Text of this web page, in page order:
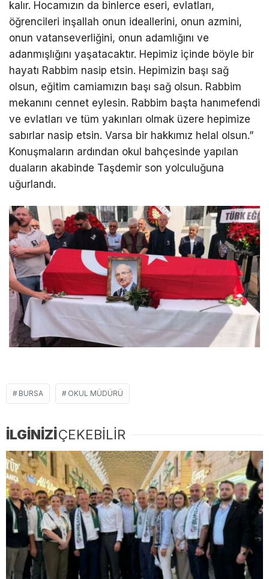
kalır. Hocamızın da binlerce eseri, evlatları,
öğrencileri inşallah onun ideallerini, onun azmini,
onun vatanseverliğini, onun adamlığını ve
adanmışlığını yaşatacaktır. Hepimiz içinde böyle bir
hayatı Rabbim nasip etsin. Hepimizin başı sağ
olsun, eğitim camiamızın başı sağ olsun. Rabbim
mekanını cennet eylesin. Rabbim başta hanımefendi
ve evlatları ve tüm yakınları olmak üzere hepimize
sabırlar nasip etsin. Varsa bir hakkımız helal olsun.”
Konuşmaların ardından okul bahçesinde yapılan
duaların akabinde Taşdemir son yolculuğuna
uğurlandı.
BURSA OKUL MÜDÜRÜ
İLGİNİZİÇEKEBİLİR